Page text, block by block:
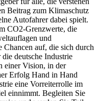
Beitrag zum Klimaschutz
Autofahrer dabei spielt.
CO2-Grenzwerte, die
und
Chancen auf, die sich durch
deutsche Industrie
einer Vision, in der
Erfolg Hand in Hand
eine Vorreiterrolle im
einnimmt. Begleiten Sie